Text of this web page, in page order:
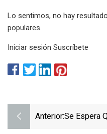
Lo sentimos, no hay
populares.
Iniciar sesión Suscríbete
Anterior:Se Espera